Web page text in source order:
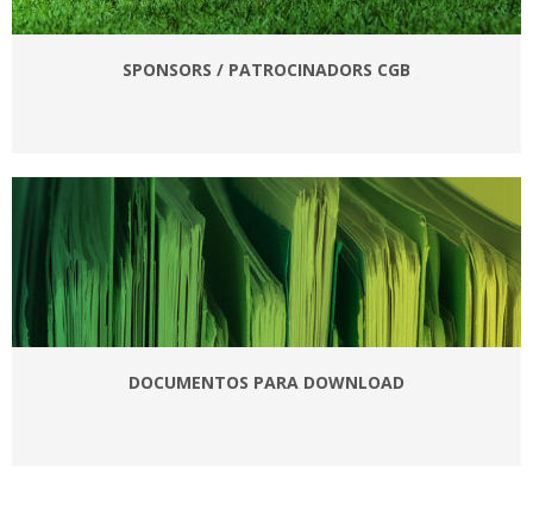
SPONSORS / PATROCINADORS CGB
DOCUMENTOS PARA DOWNLOAD